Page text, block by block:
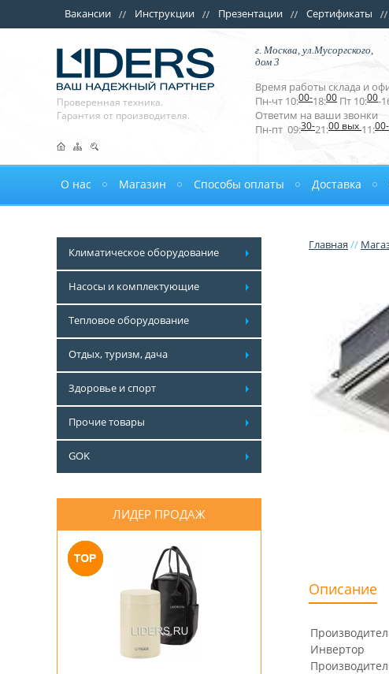
Вакансии Инструкции Презентации Сертификаты
Проверенная техника.
Гарантия от производителя.
г. Москва, ул.Мусоргского,
дом 3
Время работы склада и
Пн-чт 10:00-18:00 Пт 10:00-
Ответим на ваши звонки
Пн-пт 09:30-21:00 вых 11:00-
О нас Магазин Способы оплаты Доставка
Климатическое оборудование
Насосы и комплектующие
Тепловое оборудование
Отдых, туризм, дача
Здоровье и спорт
Прочие товары
GOK
ЛИДЕР ПРОДАЖ
Главная //
Описание
Инвертор